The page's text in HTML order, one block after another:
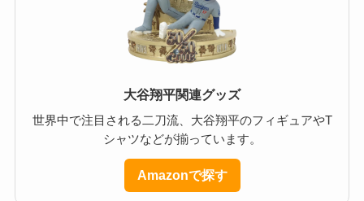
大谷翔平関連グッズ
世界中で注目される二刀流、大谷翔平のフィギュアやT
シャツなどが揃っています。
Amazonで探す